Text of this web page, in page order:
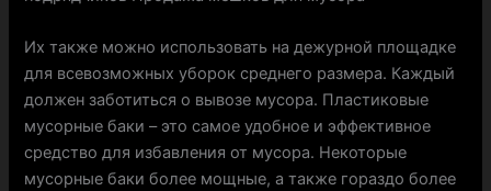
Их также можно использовать на дежурной площадке
для всевозможных уборок среднего размера. Каждый
должен заботиться о вывозе мусора. Пластиковые
мусорные баки – это самое удобное и эффективное
средство для избавления от мусора. Некоторые
мусорные баки более мощные, а также гораздо более